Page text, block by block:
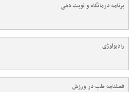
برنامه درمانگاه و نوبت دهی
رادیولوژی
فصلنامه طب در ورزش